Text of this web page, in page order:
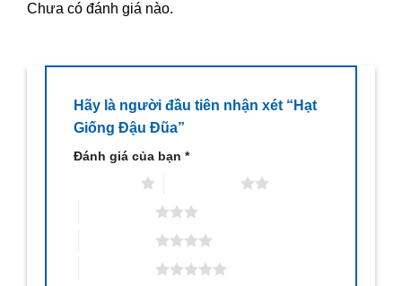
Chưa có đánh giá nào.
Hãy là người đầu tiên nhận xét “Hạt
Giống Đậu Đũa”
Đánh giá của bạn *